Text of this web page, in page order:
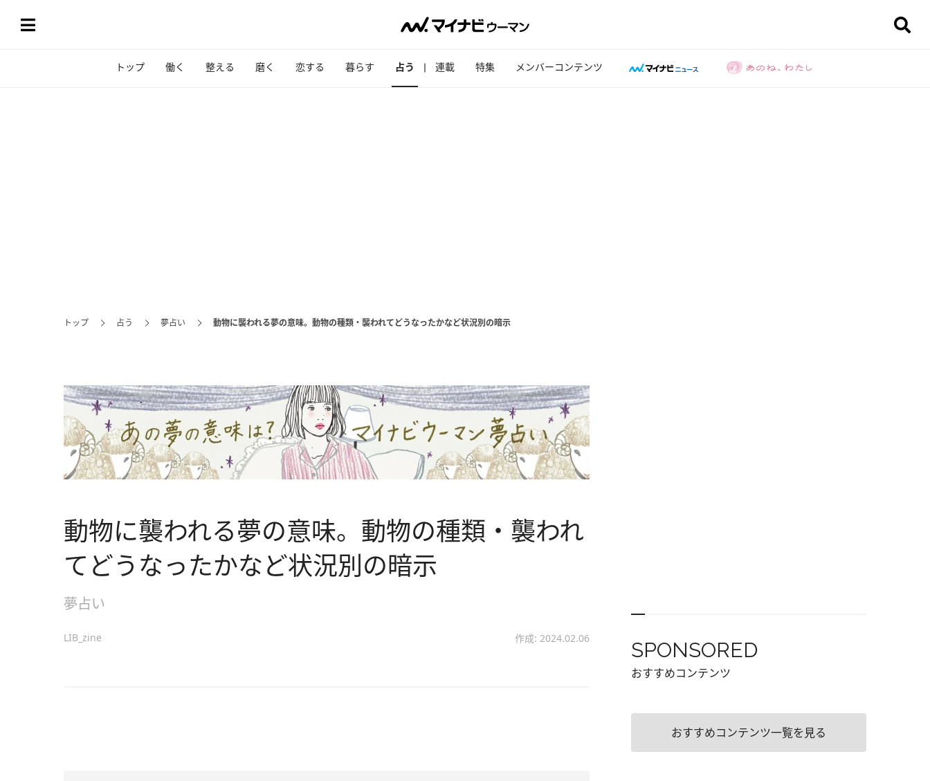
トップ 働く 整える 磨く 恋する 暮らす 占う 連載 特集 メンバーコンテンツ
トップ 占う 夢占い 動物に襲われる夢の意味。動物の種類・襲われてどうなったかなど状況別の暗示
動物に襲われる夢の意味。動物の種類・襲われ
てどうなったかなど状況別の暗示
夢占い
LIB_zine 作成: 2024.02.06 SPONSORED
おすすめコンテンツ
おすすめコンテンツ一覧を見る